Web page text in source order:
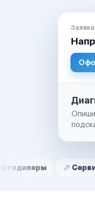
НамСервисные
Маркетплейсы